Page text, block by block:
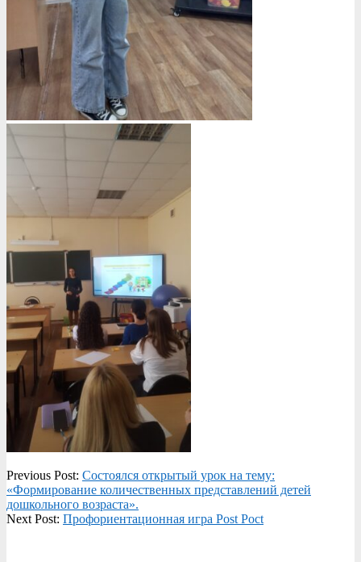
2022-
10-
03
Previous Post: Состоялся открытый урок на тему:
«Формирование количественных представлений детей
дошкольного возраста».
Next Post: Профориентационная игра Post Poct